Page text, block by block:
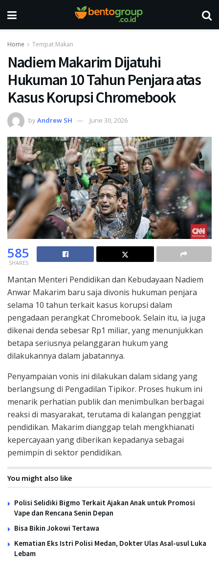
Home Tempat Makan
Nadiem Makarim Dijatuhi
Hukuman 10 Tahun Penjara atas
Kasus Korupsi Chromebook
byAndrew SH June 30, 2026
585
SHARES
Mantan Menteri Pendidikan dan Kebudayaan Nadiem
Anwar Makarim baru saja divonis hukuman penjara
selama 10 tahun terkait kasus korupsi dalam
pengadaan perangkat Chromebook. Selain itu, ia juga
dikenai denda sebesar Rp1 miliar, yang menunjukkan
betapa seriusnya pelanggaran hukum yang
dilakukannya dalam jabatannya.
Penyampaian vonis ini dilakukan dalam sidang yang
berlangsung di Pengadilan Tipikor. Proses hukum ini
menarik perhatian publik dan menimbulkan berbagai
reaksi di masyarakat, terutama di kalangan penggiat
pendidikan. Makarim dianggap telah mengkhianati
kepercayaan yang diberikan kepadanya sebagai
pemimpin di sektor pendidikan.
You might also like
Polisi Selidiki Bigmo Terkait Ajakan Anak untuk Promosi
Vape dan Rencana Senin Depan
Bisa Bikin Jokowi Tertawa
Kematian Eks Istri Polisi Medan, Dokter Ulas Asal-usul Luka
Lebam